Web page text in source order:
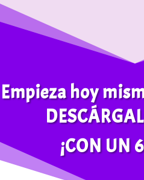
Empieza hoy
¡CON UN